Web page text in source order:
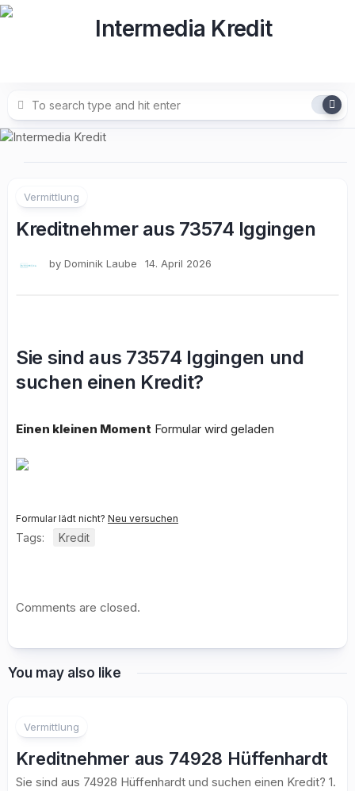
Skip
Vermittlung
Kreditnehmer aus 73574 Iggingen
by Dominik Laube 14. April 2026
Sie sind aus 73574 Iggingen und
suchen einen Kredit?
Einen kleinen Moment Formular wird geladen
Formular lädt nicht? Neu versuchen
Tags: Kredit
Comments are closed.
You may also like
Vermittlung
Kreditnehmer aus 74928 Hüffenhardt
Sie sind aus 74928 Hüffenhardt und suchen einen Kredit? 1.